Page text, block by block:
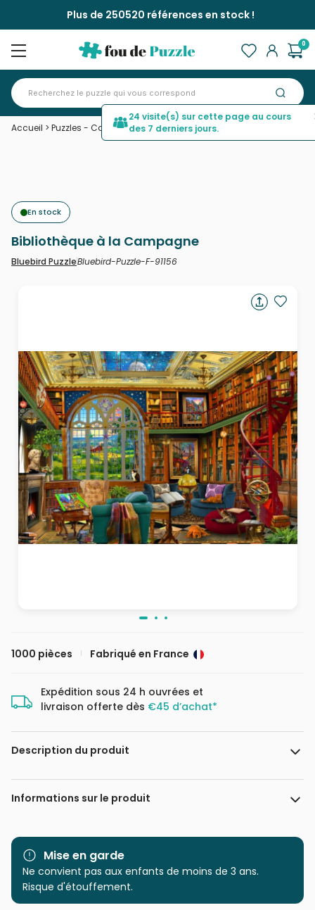
Plus de 250520 références en stock !
0
Accueil > Puzzles - Campagne>Bibliothèque à la Campagne
En stock
Bibliothèque à la Campagne
Bluebird PuzzleBluebird-Puzzle-F-91156
1000 pièces Fabriqué en France
Expédition sous 24 h ouvrées et
livraison offerte dès €45 d’achat*
Description du produit
David Maclean, Licensed by MGL, www.mglart.com
Informations sur le produit
Marque Bluebird Puzzle
Catégorie Puzzles - Campagne
Age
Puzzle pour Adultes (500 à
Mise en garde
Ne convient pas aux enfants de moins de 3 ans.
Risque d'étouffement.
24 visite(s) sur cette page au cours
des 7 derniers jours.